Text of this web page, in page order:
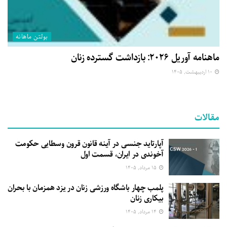
بولتن ماهانه
ماهنامه آوریل ۲۰۲۶: بازداشت گسترده زنان
مقالات
آپارتاید جنسی در آینه قانون قرون وسطایی حکومت
آخوندی در ایران، قسمت اول
پلمب چهار باشگاه ورزشی زنان در یزد همزمان با بحران
بیکاری زنان